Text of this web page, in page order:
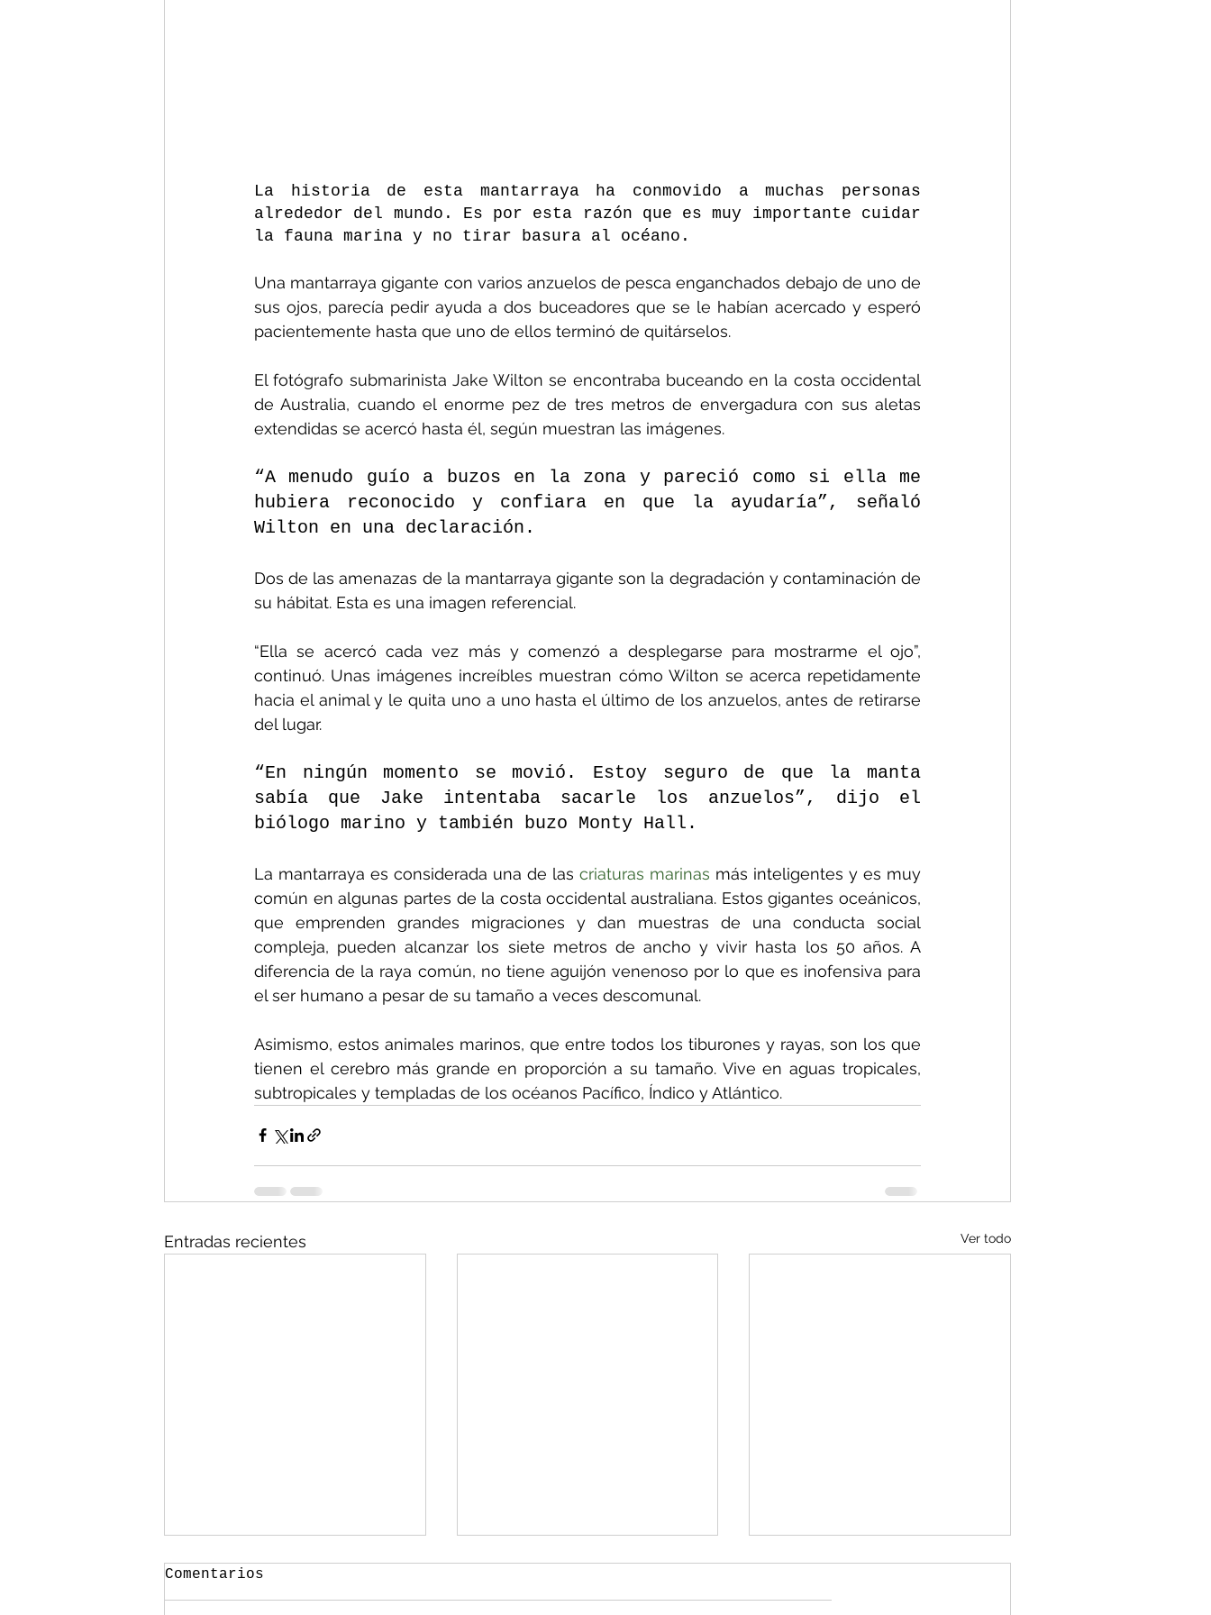
La historia de esta mantarraya ha conmovido a muchas personas
alrededor del mundo. Es por esta razón que es muy importante cuidar
la fauna marina y no tirar basura al océano.
Una mantarraya gigante con varios anzuelos de pesca enganchados debajo de uno de
sus ojos, parecía pedir ayuda a dos buceadores que se le habían acercado y esperó
pacientemente hasta que uno de ellos terminó de quitárselos.
El fotógrafo submarinista Jake Wilton se encontraba buceando en la costa occidental
de Australia, cuando el enorme pez de tres metros de envergadura con sus aletas
extendidas se acercó hasta él, según muestran las imágenes.
“A menudo guío a buzos en la zona y pareció como si ella me
hubiera reconocido y confiara en que la ayudaría”, señaló
Wilton en una declaración.
Dos de las amenazas de la mantarraya gigante son la degradación y contaminación de
su hábitat. Esta es una imagen referencial.
“Ella se acercó cada vez más y comenzó a desplegarse para mostrarme el ojo”,
continuó. Unas imágenes increíbles muestran cómo Wilton se acerca repetidamente
hacia el animal y le quita uno a uno hasta el último de los anzuelos, antes de retirarse
del lugar.
“En ningún momento se movió. Estoy seguro de que la manta
sabía que Jake intentaba sacarle los anzuelos”, dijo el
biólogo marino y también buzo Monty Hall.
La mantarraya es considerada una de las criaturas marinas más inteligentes y es muy
común en algunas partes de la costa occidental australiana. Estos gigantes oceánicos,
que emprenden grandes migraciones y dan muestras de una conducta social
compleja, pueden alcanzar los siete metros de ancho y vivir hasta los 50 años. A
diferencia de la raya común, no tiene aguijón venenoso por lo que es inofensiva para
el ser humano a pesar de su tamaño a veces descomunal.
Asimismo, estos animales marinos, que entre todos los tiburones y rayas, son los que
tienen el cerebro más grande en proporción a su tamaño. Vive en aguas tropicales,
subtropicales y templadas de los océanos Pacífico, Índico y Atlántico.
Entradas recientes Ver todo
Comentarios